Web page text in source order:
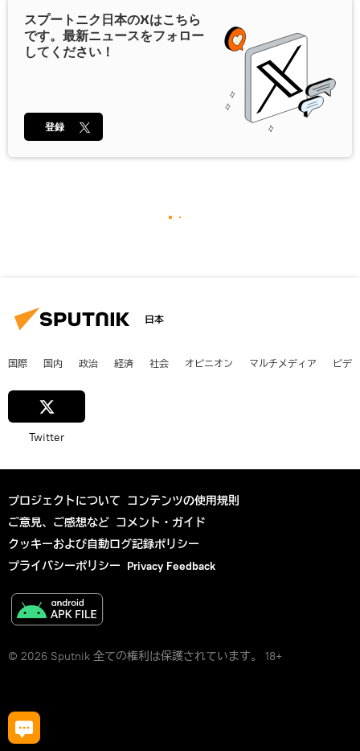
スプートニク日本のXはこちら
です。最新ニュースをフォロー
してください！
登録
日本
国際 国内 政治 経済 社会 オピニオン マルチメディア ビデ
Twitter
プロジェクトについて コンテンツの使用規則
ご意見、ご感想など コメント・ガイド
クッキーおよび自動ログ記録ポリシー
プライバシーポリシー Privacy Feedback
© 2026 Sputnik 全ての権利は保護されています。 18+